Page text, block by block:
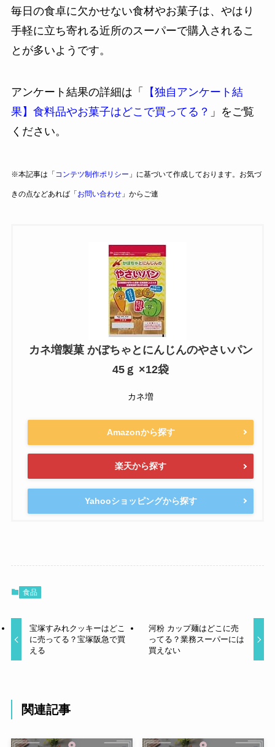
毎日の食卓に欠かせない食材やお菓子は、やはり
手軽に立ち寄れる近所のスーパーで購入されるこ
とが多いようです。
アンケート結果の詳細は「
【独自アンケート結
果】食料品やお菓子はどこで買ってる？ 」をご覧
ください。
※本記事は「 コンテツ制作ポリシー 」に基づいて作成しております。お気づ
きの点などあれば「お問い合わせ」からご連
カネ増製菓 かぼちゃとにんじんのやさいパン
45ｇ ×12袋
カネ増
Amazonから探す
楽天から探す
Yahooショッピングから探す
食品
宝塚すみれクッキーはどこ
に売ってる？宝塚阪急で買
える
河粉 カップ麺はどこに売
ってる？業務スーパーには
買えない
関連記事